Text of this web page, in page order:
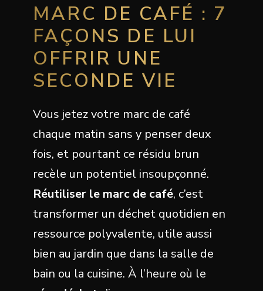
MARC DE CAFÉ : 7
FAÇONS DE LUI
OFFRIR UNE
SECONDE VIE
Vous jetez votre marc de café
chaque matin sans y penser deux
fois, et pourtant ce résidu brun
recèle un potentiel insoupçonné.
Réutiliser le marc de café, c’est
transformer un déchet quotidien en
ressource polyvalente, utile aussi
bien au jardin que dans la salle de
bain ou la cuisine. À l’heure où le